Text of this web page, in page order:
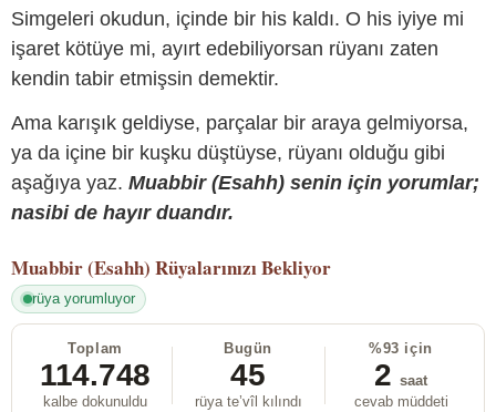
Simgeleri okudun, içinde bir his kaldı. O his iyiye mi
işaret kötüye mi, ayırt edebiliyorsan rüyanı zaten
kendin tabir etmişsin demektir.
Ama karışık geldiyse, parçalar bir araya gelmiyorsa,
ya da içine bir kuşku düştüyse, rüyanı olduğu gibi
aşağıya yaz. Muabbir (Esahh) senin için yorumlar;
nasibi de hayır duandır.
Muabbir (Esahh) Rüyalarınızı Bekliyor
rüya yorumluyor
Toplam
114.748
kalbe dokunuldu
Bugün
45
rüya te’vîl kılındı
%93 için
2 saat
cevab müddeti